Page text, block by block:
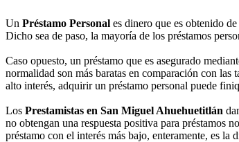
Un Préstamo Personal es dinero que es obtenido
Dicho sea de paso, la mayoría de los préstamos
Caso opuesto, un préstamo que es asegurado
normalidad son más baratas en comparación con las
alto interés, adquirir un préstamo personal puede
Los Prestamistas en San Miguel Ahuehuetitlán
no obtengan una respuesta positiva para préstamos
préstamo con el interés más bajo, enteramente, es la